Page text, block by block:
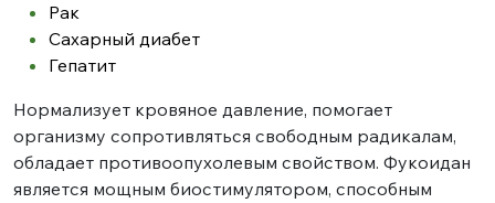
Рак
Сахарный диабет
Гепатит
Нормализует кровяное давление, помогает
организму сопротивляться свободным радикалам,
обладает противоопухолевым свойством. Фукоидан
является мощным биостимулятором, способным